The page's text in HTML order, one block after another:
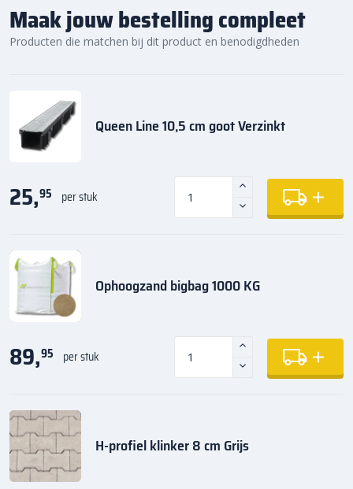
Maak jouw bestelling compleet
Producten die matchen bij dit product en benodigdheden
Queen Line 10,5 cm goot Verzinkt
25,95 per stuk
Ophoogzand bigbag 1000 KG
89,95 per stuk
H-profiel klinker 8 cm Grijs